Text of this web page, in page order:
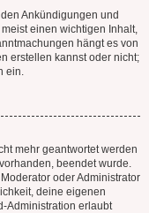
Ankündigungen und
einen wichtigen Inhalt,
hängt es von
erstellen kannst oder nicht;
ein.
mehr geantwortet werden
beendet wurde.
oder Administrator
deine eigenen
Administration erlaubt